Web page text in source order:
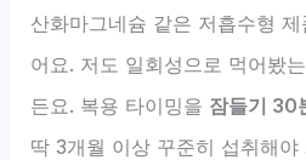
산화마그네슘 같은 저흡수형
어요. 저도 일회성으로 먹어봤
든요. 복용 타이밍을 잠들기 30
딱 3개월 이상 꾸준히 섭취해